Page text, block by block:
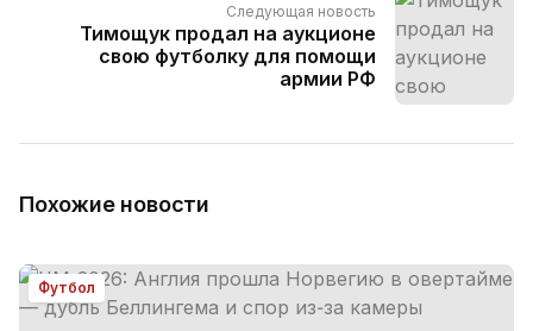
Следующая новость
Тимощук продал на аукционе
свою футболку для помощи
армии РФ
Похожие новости
Футбол